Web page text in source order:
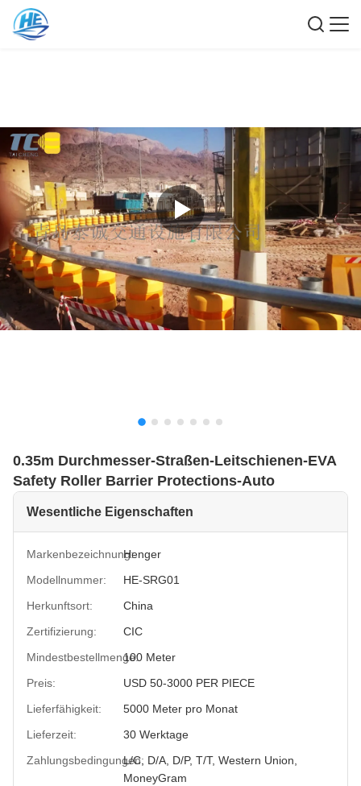
0.35m Durchmesser-Straßen-Leitschienen-EVA
Safety Roller Barrier Protections-Auto
Wesentliche Eigenschaften
Markenbezeichnung:Henger
Modellnummer:
HE-SRG01
Herkunftsort:
China
Zertifizierung:
CIC
Mindestbestellmenge:100 Meter
Preis:
USD 50-3000 PER PIECE
Lieferfähigkeit:
5000 Meter pro Monat
Lieferzeit:
30 Werktage
Zahlungsbedingungen:L/C, D/A, D/P, T/T, Western Union,
MoneyGram